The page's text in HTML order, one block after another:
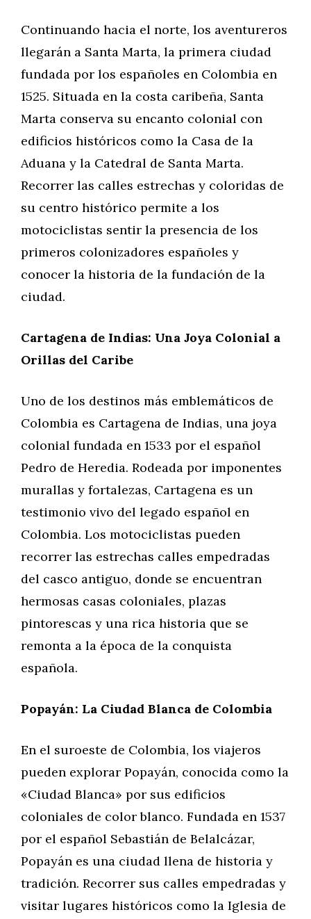
Continuando hacia el norte, los aventureros
llegarán a Santa Marta, la primera ciudad
fundada por los españoles en Colombia en
1525. Situada en la costa caribeña, Santa
Marta conserva su encanto colonial con
edificios históricos como la Casa de la
Aduana y la Catedral de Santa Marta.
Recorrer las calles estrechas y coloridas de
su centro histórico permite a los
motociclistas sentir la presencia de los
primeros colonizadores españoles y
conocer la historia de la fundación de la
ciudad.
Cartagena de Indias: Una Joya Colonial a
Orillas del Caribe
Uno de los destinos más emblemáticos de
Colombia es Cartagena de Indias, una joya
colonial fundada en 1533 por el español
Pedro de Heredia. Rodeada por imponentes
murallas y fortalezas, Cartagena es un
testimonio vivo del legado español en
Colombia. Los motociclistas pueden
recorrer las estrechas calles empedradas
del casco antiguo, donde se encuentran
hermosas casas coloniales, plazas
pintorescas y una rica historia que se
remonta a la época de la conquista
española.
Popayán: La Ciudad Blanca de Colombia
En el suroeste de Colombia, los viajeros
pueden explorar Popayán, conocida como la
«Ciudad Blanca» por sus edificios
coloniales de color blanco. Fundada en 1537
por el español Sebastián de Belalcázar,
Popayán es una ciudad llena de historia y
tradición. Recorrer sus calles empedradas y
visitar lugares históricos como la Iglesia de